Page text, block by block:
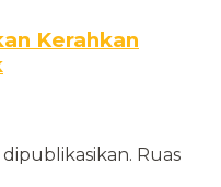
Kerahkan
Ruas